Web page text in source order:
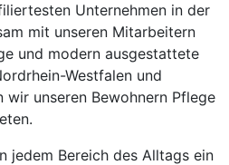
Unternehmen in der
mit unseren Mitarbeitern
und modern ausgestattete
Westfalen und
wir unseren Bewohnern Pflege
jedem Bereich des Alltags ein